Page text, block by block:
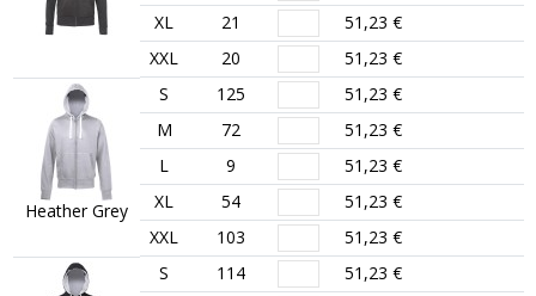
XL
21
51,23 €
XXL
20 51,23 €
Heather Grey
S 125
51,23 €
M
72
51,23 €
L
9
51,23 €
XL
54
51,23 €
XXL
103 51,23 €
S 114
51,23 €